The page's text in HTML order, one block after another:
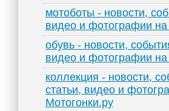
мотоботы - новости,
видео и фотографии на
обувь - новости,
видео и фотографии на
коллекция - новости,
статьи, видео и
Мотогонки.ру